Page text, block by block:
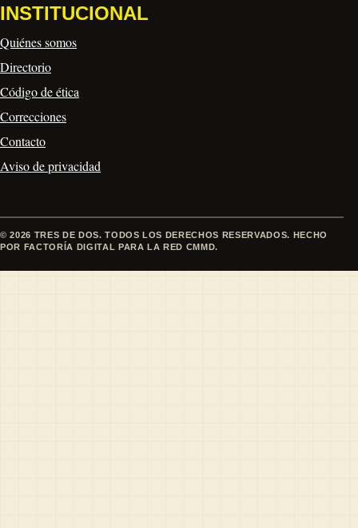
INSTITUCIONAL
Quiénes somos
Directorio
Código de ética
Correcciones
Contacto
Aviso de privacidad
© 2026 TRES DE DOS. TODOS LOS DERECHOS RESERVADOS. HECHO
POR FACTORÍA DIGITAL PARA LA RED CMMD.